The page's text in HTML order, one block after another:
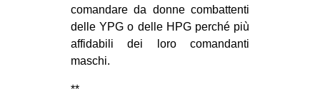
comandare da donne combattenti
delle YPG o delle HPG perché più
affidabili dei loro comandanti
maschi.
**